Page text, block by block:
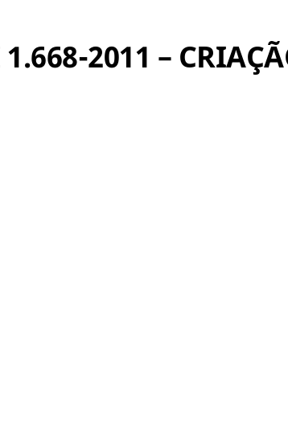
2011 –